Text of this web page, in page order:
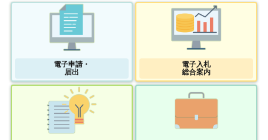
電子申請・
届出
電子入札
総合案内